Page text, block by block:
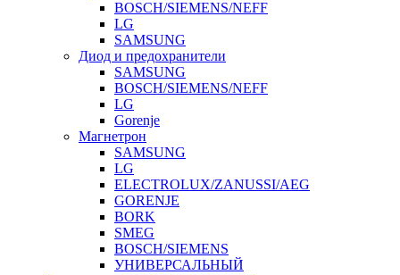
BOSCH/SIEMENS/NEFF
LG
SAMSUNG
Диод и предохранители
SAMSUNG
BOSCH/SIEMENS/NEFF
LG
Gorenje
Магнетрон
SAMSUNG
LG
ELECTROLUX/ZANUSSI/AEG
GORENJE
BORK
SMEG
BOSCH/SIEMENS
УНИВЕРСАЛЬНЫЙ